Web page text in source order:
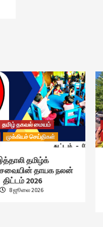
தமிழ் தகவல் மையம்
முக்கியச் செய்திகள்
தமிழ்க்
தாயக நலன்
திட்டம் 2026
8 ஜூலை 2026